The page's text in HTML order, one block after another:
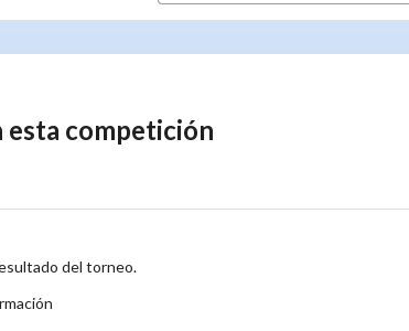
esta competición
del torneo.